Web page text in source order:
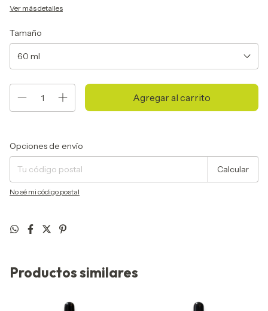
Ver más detalles
Tamaño
Entregas para el CP:
Opciones de envío
Calcular
No sé mi código postal
Productos similares